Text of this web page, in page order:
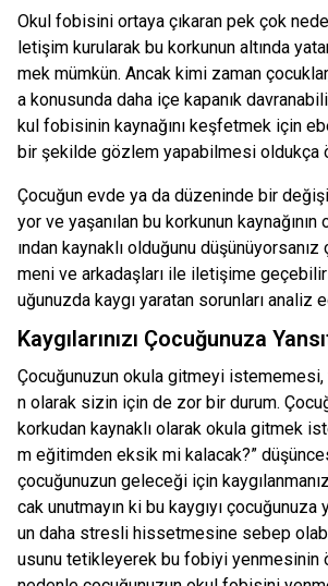
Okul fobisini ortaya çıkaran pek çok
letişim kurularak bu korkunun altında
mek mümkün. Ancak kimi zaman
a konusunda daha içe kapanık
kul fobisinin kaynağını keşfetmek için
bir şekilde gözlem yapabilmesi oldukça
Çocuğun evde ya da düzeninde bir
yor ve yaşanılan bu korkunun kaynağının
ından kaynaklı olduğunu
meni ve arkadaşları ile iletişime
uğunuzda kaygı yaratan sorunları analiz
Kaygılarınızı Çocuğunuza
Çocuğunuzun okula gitmeyi
n olarak sizin için de zor bir durum.
korkudan kaynaklı olarak okula gitmek
m eğitimden eksik mi kalacak?”
çocuğunuzun geleceği için
cak unutmayın ki bu kaygıyı çocuğunuza
un daha stresli hissetmesine sebep
usunu tetikleyerek bu fobiyi yenmesinin